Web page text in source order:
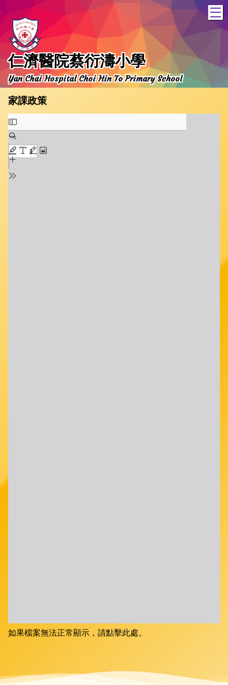
仁濟醫院蔡衍濤小學
Yan Chai Hospital Choi Hin To Primary School
家課政策
如果檔案無法正常顯示，請點擊此處。